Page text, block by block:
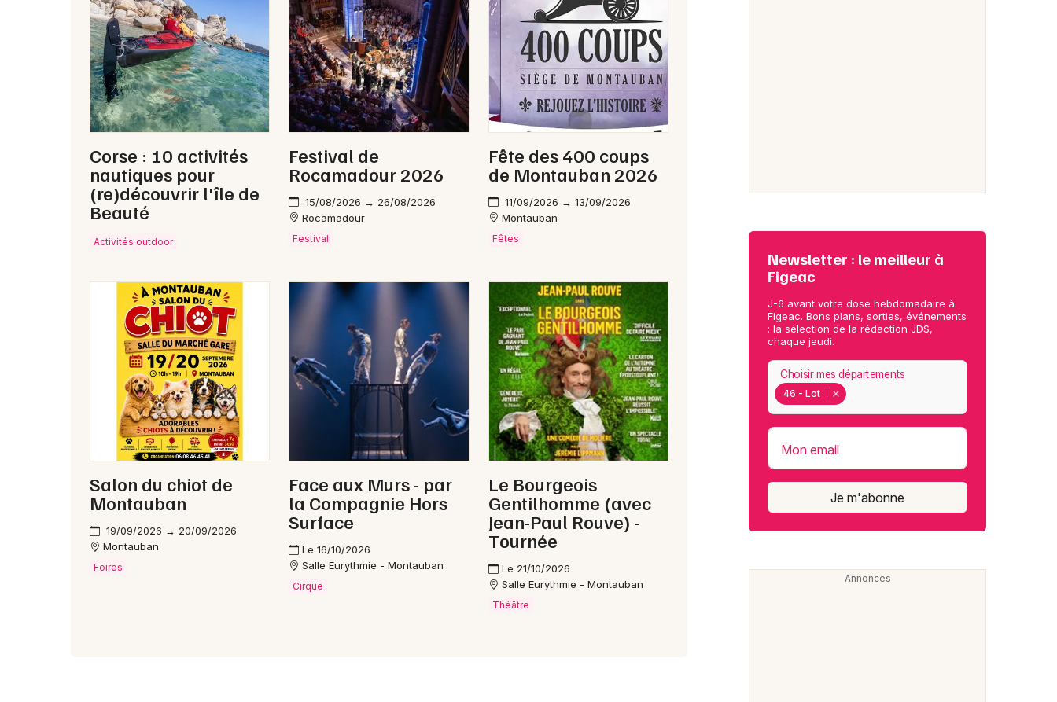
Interactives & immersives en Occitanie
Newsletter des sorties
Actus à Figeac
Magazine à Figeac
46 - Lot
Choisir mes départements
Je m'abonne
Corse : 10 activités
nautiques pour
(re)découvrir l'île de
Beauté
Activités outdoor
Festival de
Rocamadour 2026
15/08/2026 → 26/08/2026
Rocamadour
Festival
Fête des 400 coups
de Montauban 2026
11/09/2026 → 13/09/2026
Montauban
Fêtes
Salon du chiot de
Montauban
19/09/2026 → 20/09/2026
Montauban
Foires
Face aux Murs - par
la Compagnie Hors
Surface
Le 16/10/2026
Salle Eurythmie - Montauban
Cirque
Le Bourgeois
Gentilhomme (avec
Jean-Paul Rouve) -
Tournée
Le 21/10/2026
Salle Eurythmie - Montauban
Théâtre
Newsletter : le meilleur à
Figeac
J-6 avant votre dose hebdomadaire à
Figeac. Bons plans, sorties, événements
: la sélection de la rédaction JDS,
chaque jeudi.
46 - Lot
Choisir mes départements
Mon email
Je m'abonne